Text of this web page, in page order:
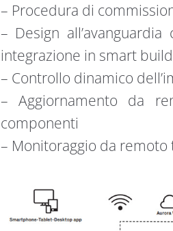
– Procedura di
– Design
integrazione in smart
– Controllo dinamico
– Aggiornamento da
componenti
– Monitoraggio da